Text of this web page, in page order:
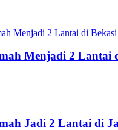
Menjadi 2 Lantai
Jadi 2 Lantai di